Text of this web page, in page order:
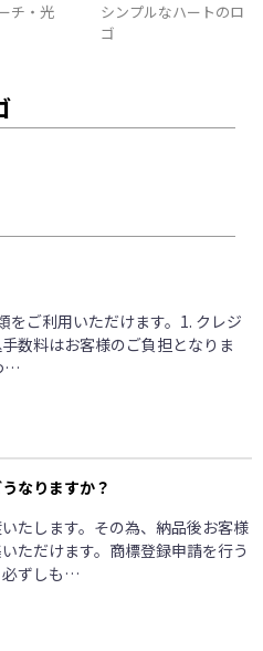
チ・光
シンプルなハートのロ
ゴ
をご利用いただけます。1. クレジ
数料はお客様のご負担となりま
…
なりますか？
たします。その為、納品後お客様
ただけます。商標登録申請を行う
必ずしも…